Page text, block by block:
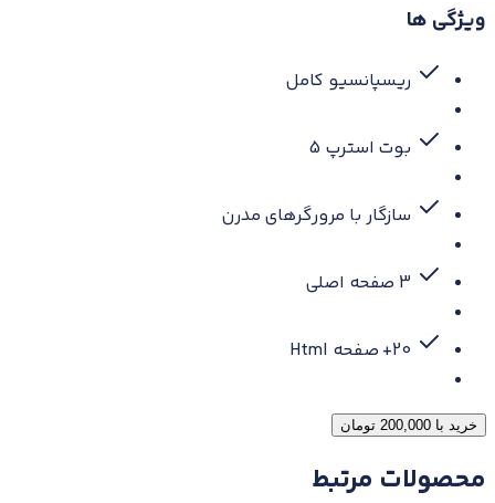
ویژگی ها
ریسپانسیو کامل
بوت استرپ 5
سازگار با مرورگرهای مدرن
3 صفحه اصلی
20+ صفحه Html
قالب
html
خرید با 200,000 تومان
محصولات مرتبط